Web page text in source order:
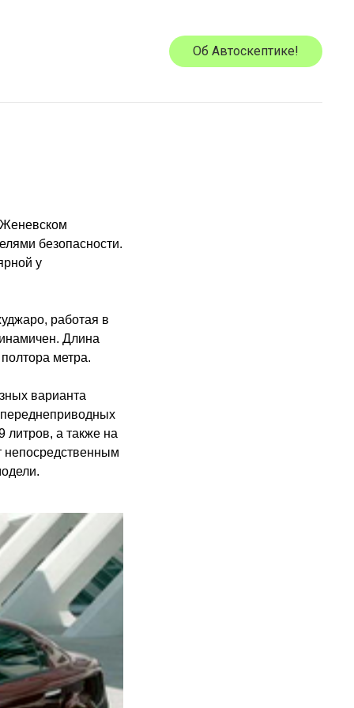
Об Автоскептике!
безопасности.
у
работая в
Длина
метра.
варианта
литров, а также на
непосредственным